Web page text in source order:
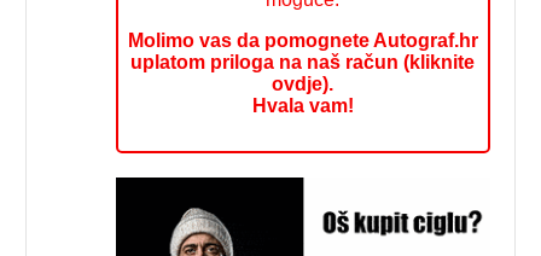
Molimo vas da pomognete Autograf.hr
uplatom priloga na naš račun (kliknite
ovdje).
Hvala vam!